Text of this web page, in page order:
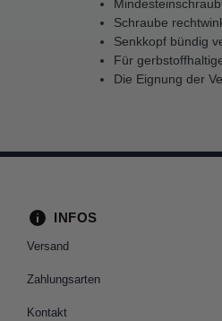
Schraube
Senkkopf bündig
Für
Die Eignung der
INFOS
Versand
Zahlungsarten
Kontakt